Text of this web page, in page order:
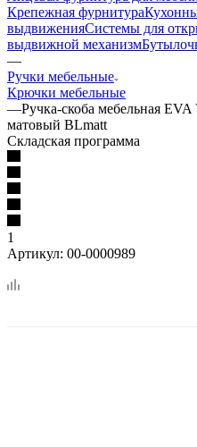
Крепежная фурнитура
выдвиженияСистемы для
выдвижной механизм
—
Ручки мебельные
Крючки мебельные
—Ручка-скоба мебельная
матовый BLmatt
Складская программа
1
Артикул: 00-0000989